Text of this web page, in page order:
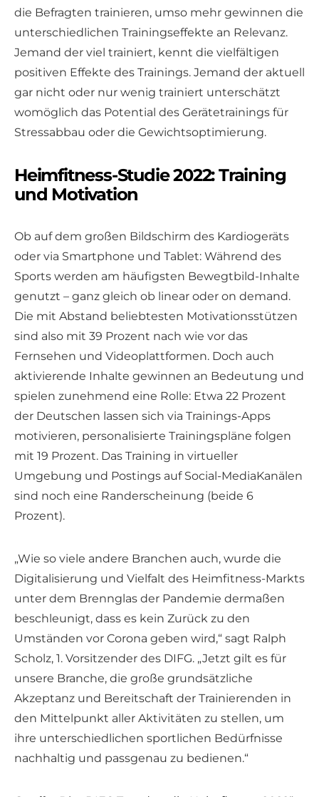
die Befragten trainieren, umso mehr gewinnen die
unterschiedlichen Trainingseffekte an Relevanz.
Jemand der viel trainiert, kennt die vielfältigen
positiven Effekte des Trainings. Jemand der aktuell
gar nicht oder nur wenig trainiert unterschätzt
womöglich das Potential des Gerätetrainings für
Stressabbau oder die Gewichtsoptimierung.
Heimfitness-Studie 2022: Training
und Motivation
Ob auf dem großen Bildschirm des Kardiogeräts
oder via Smartphone und Tablet: Während des
Sports werden am häufigsten Bewegtbild-Inhalte
genutzt – ganz gleich ob linear oder on demand.
Die mit Abstand beliebtesten Motivationsstützen
sind also mit 39 Prozent nach wie vor das
Fernsehen und Videoplattformen. Doch auch
aktivierende Inhalte gewinnen an Bedeutung und
spielen zunehmend eine Rolle: Etwa 22 Prozent
der Deutschen lassen sich via Trainings-Apps
motivieren, personalisierte Trainingspläne folgen
mit 19 Prozent. Das Training in virtueller
Umgebung und Postings auf Social-MediaKanälen
sind noch eine Randerscheinung (beide 6
Prozent).
„Wie so viele andere Branchen auch, wurde die
Digitalisierung und Vielfalt des Heimfitness-Markts
unter dem Brennglas der Pandemie dermaßen
beschleunigt, dass es kein Zurück zu den
Umständen vor Corona geben wird,“ sagt Ralph
Scholz, 1. Vorsitzender des DIFG. „Jetzt gilt es für
unsere Branche, die große grundsätzliche
Akzeptanz und Bereitschaft der Trainierenden in
den Mittelpunkt aller Aktivitäten zu stellen, um
ihre unterschiedlichen sportlichen Bedürfnisse
nachhaltig und passgenau zu bedienen.“